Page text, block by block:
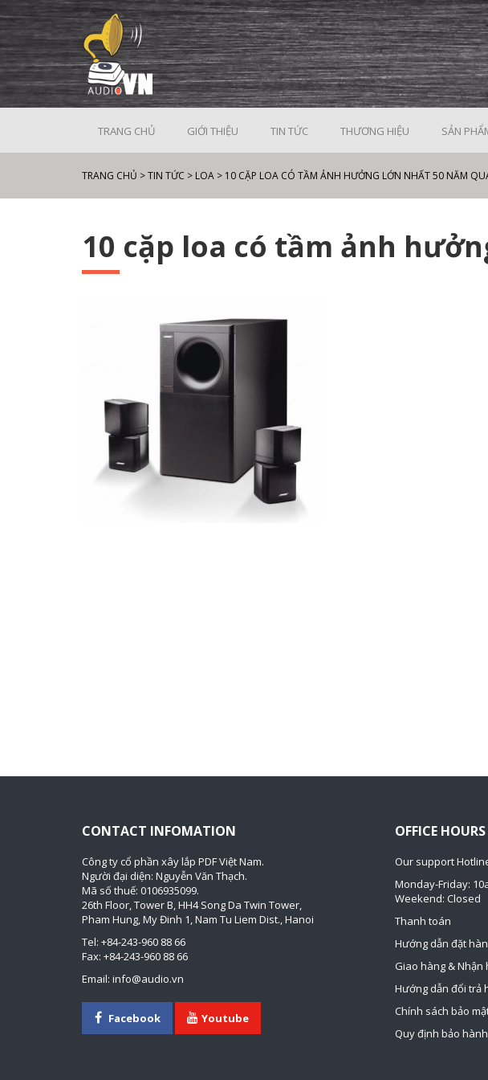
TRANG CHỦ GIỚI THIỆU TIN TỨC THƯƠNG HIỆU SẢN
TRANG CHỦ >TIN TỨC > LOA > 10 CẶP LOA CÓ TẦM ẢNH HƯỞNG LỚN NHẤT 50 NĂM
10 cặp loa có tầm ảnh
CONTACT INFOMATION
Công ty cổ phần xây lắp PDF Việt Nam.
Người đại diện: Nguyễn Văn Thạch.
Mã số thuế: 0106935099.
26th Floor, Tower B, HH4 Song Da Twin Tower,
Pham Hung, My Đinh 1, Nam Tu Liem Dist., Hanoi
Tel: +84-243-960 88 66
Fax: +84-243-960 88 66
Email: info@audio.vn
Facebook Youtube
OFFICE HOURS
Our support
Monday-Friday:
Weekend: Closed
Thanh toán
Hướng dẫn đặt
Giao hàng & Nhận
Hướng dẫn đổi trả
Chính sách bảo
Quy định bảo hành